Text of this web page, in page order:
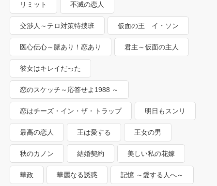
リミット 不滅の恋人
交渉人～テロ対策特捜班 仮面の王 イ・ソン
医心伝心～脈あり！恋あり 君主～仮面の主人
彼女はキレイだった
恋のスケッチ～応答せよ1988 ～
恋はチーズ・イン・ザ・トラップ 明日もスンリ
最高の恋人 王は愛する 王女の男
秋のカノン 結婚契約 美しい私の花嫁
華政 華麗なる誘惑 記憶 ～愛する人へ～